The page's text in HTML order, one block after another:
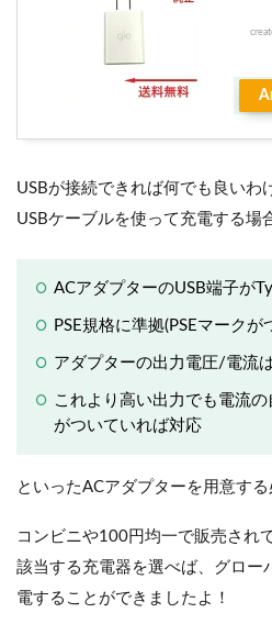
USBが接続できれば何でも良いわ
USBケーブルを使って充電する場
ACアダプターのUSB端子が
PSE規格に準拠(PSEマークが
アダプターの出力電圧/電流
これより高い出力でも電流
がついていれば対応
といったACアダプターを用意する
コンビニや100円均一で販売され
該当する充電器を選べば、グロー
電することができましたよ！